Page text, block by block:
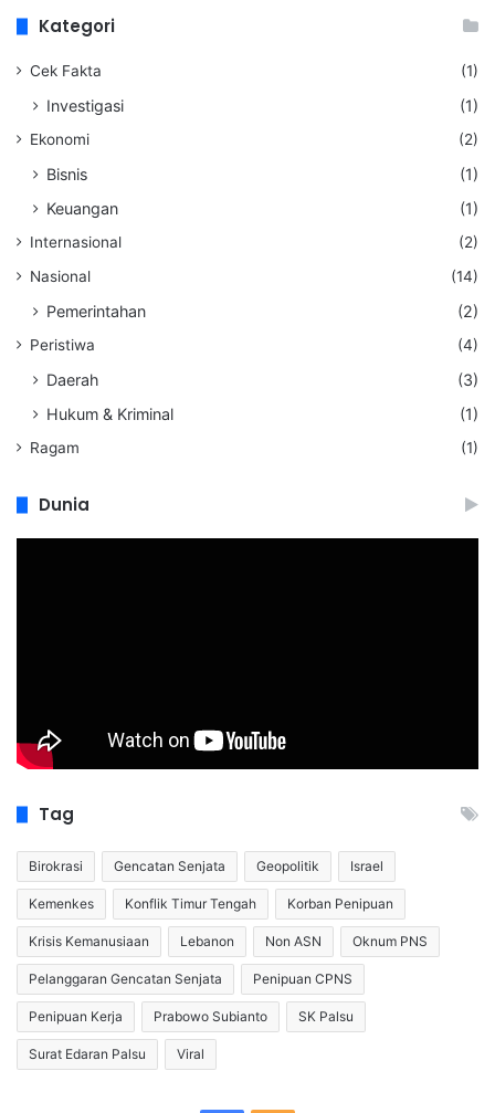
Korupsi
Kategori
Cek Fakta (1)
Investigasi (1)
Ekonomi (2)
Bisnis
(1)
Keuangan
(1)
Internasional
(2)
Nasional
(14)
Pemerintahan (2)
Peristiwa (4)
Daerah
(3)
Hukum & Kriminal
(1)
Ragam (1)
Dunia
Tag
Birokrasi Gencatan Senjata Geopolitik Israel
Kemenkes Konflik Timur Tengah Korban Penipuan
Krisis Kemanusiaan Lebanon Non ASN Oknum PNS
Pelanggaran Gencatan Senjata Penipuan CPNS
Penipuan Kerja Prabowo Subianto SK Palsu
Surat Edaran Palsu Viral